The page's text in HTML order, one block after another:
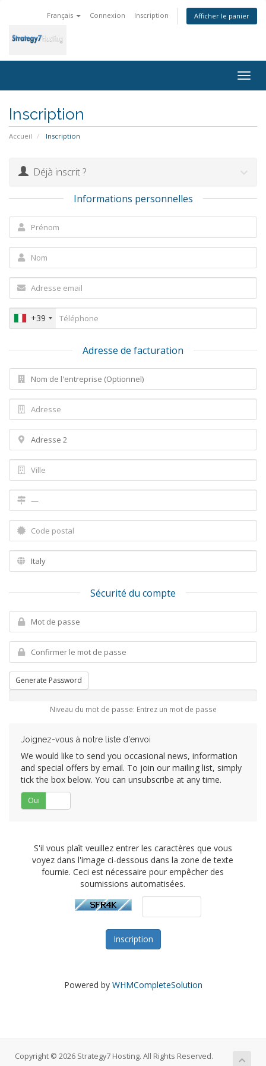
Français Connexion Inscription Afficher le panier
Inscription
Accueil Inscription
Déjà inscrit ?
Informations personnelles
+39
Adresse de facturation
Sécurité du compte
Generate Password
Niveau du mot de passe: Entrez un mot de passe
Joignez-vous à notre liste d'envoi
We would like to send you occasional news, information
and special offers by email. To join our mailing list, simply
tick the box below. You can unsubscribe at any time.
Oui
S'il vous plaît veuillez entrer les caractères que vous
voyez dans l'image ci-dessous dans la zone de texte
fournie. Ceci est nécessaire pour empêcher des
soumissions automatisées.
Powered by WHMCompleteSolution
Copyright © 2026 Strategy7 Hosting. All Rights Reserved.